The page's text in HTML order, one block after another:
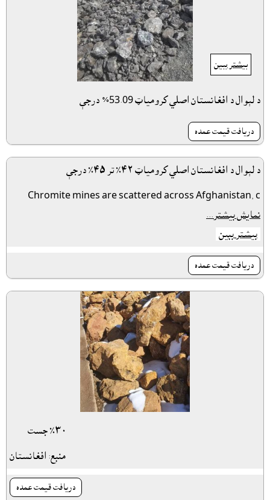
بیشتر ببین
د لېوال د افغانستان اصلي کرومياټ 53.09% درجې
دريافت قيمت عمده
د لېوال د افغانستان اصلي کرومياټ ٤٢٪ تر ٤٥٪ درجې
Chromite mines are scattered across Afghanistan, c
نمایش بیشتر...
بیشتر ببین
دريافت قيمت عمده
٣٠٪ جست
منبع: افغانستان
دريافت قيمت عمده